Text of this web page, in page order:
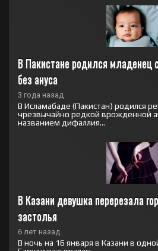
В Пакистане родился младенец
без ануса
3 года назад
В Исламабаде (Пакистан) родился
чрезвычайно редкой врожденной
названием дифаллия...
В Казани девушка перерезала
застолья
6 лет назад
В ночь на 16 января в Казани в